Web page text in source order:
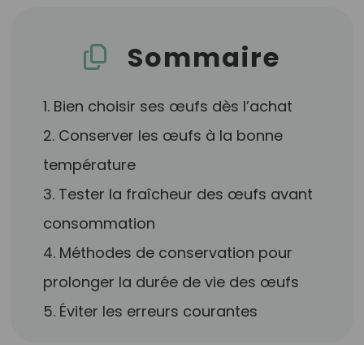
Sommaire
1. Bien choisir ses œufs dès l’achat
2. Conserver les œufs à la bonne
température
3. Tester la fraîcheur des œufs avant
consommation
4. Méthodes de conservation pour
prolonger la durée de vie des œufs
5. Éviter les erreurs courantes